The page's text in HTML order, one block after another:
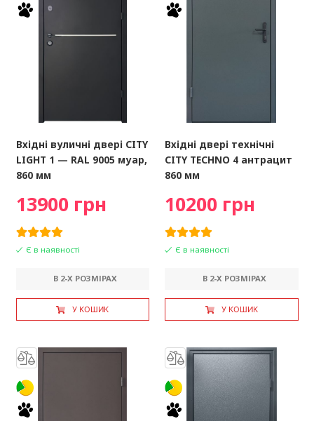
Вхідні вуличні двері CITY
LIGHT 1 — RAL 9005 муар,
860 мм
13900 грн
Є в наявності
В 2-X РОЗМІРАХ
У КОШИК
Вхідні двері технічні
CITY TECHNO 4 антрацит
860 мм
10200 грн
Є в наявності
В 2-X РОЗМІРАХ
У КОШИК